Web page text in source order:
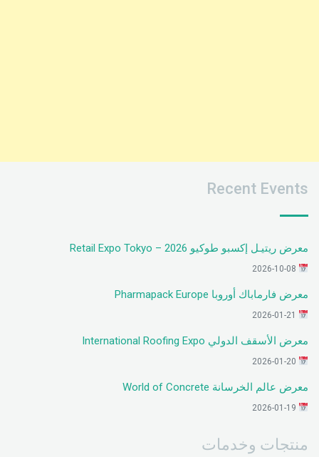
Recent Events
معرض ريتيـل إكسبو طوكيو 2026 – Retail Expo Tokyo
معرض فارماباك أوروبا Pharmapack Europe
معرض الأسقف الدولي International Roofing Expo
معرض عالم الخرسانة World of Concrete
منتجات وخدمات